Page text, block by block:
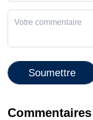
Soumettre